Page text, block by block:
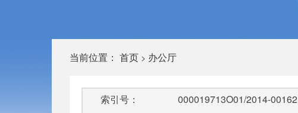
当前位置： 首页 > 办公厅
索引号：
000019713O01/2014-00162